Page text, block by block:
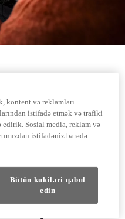
şeydən
və nəzarəti
kontent və reklamları
istifadə etmək və trafiki
Sosial media, reklam və
istifadəniz barədə
Bütün kukiləri qəbul
edin